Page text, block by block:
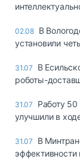
02.08 В
установили
31.07
В
роботы-
31.07
Работу
улучшили в
31.07
В
эффективности